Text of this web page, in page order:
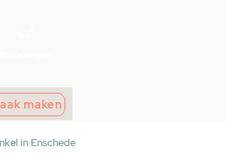
maken
in Enschede